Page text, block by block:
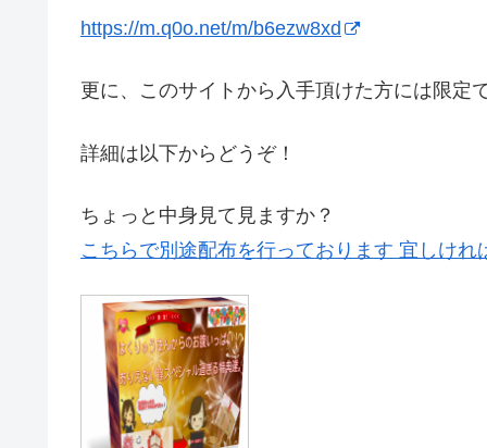
https://m.q0o.net/m/b6ezw8xd
更に、このサイトから入手頂けた方には限定
詳細は以下からどうぞ！
ちょっと中身見て見ますか？
こちらで別途配布を行っております 宜しけれ